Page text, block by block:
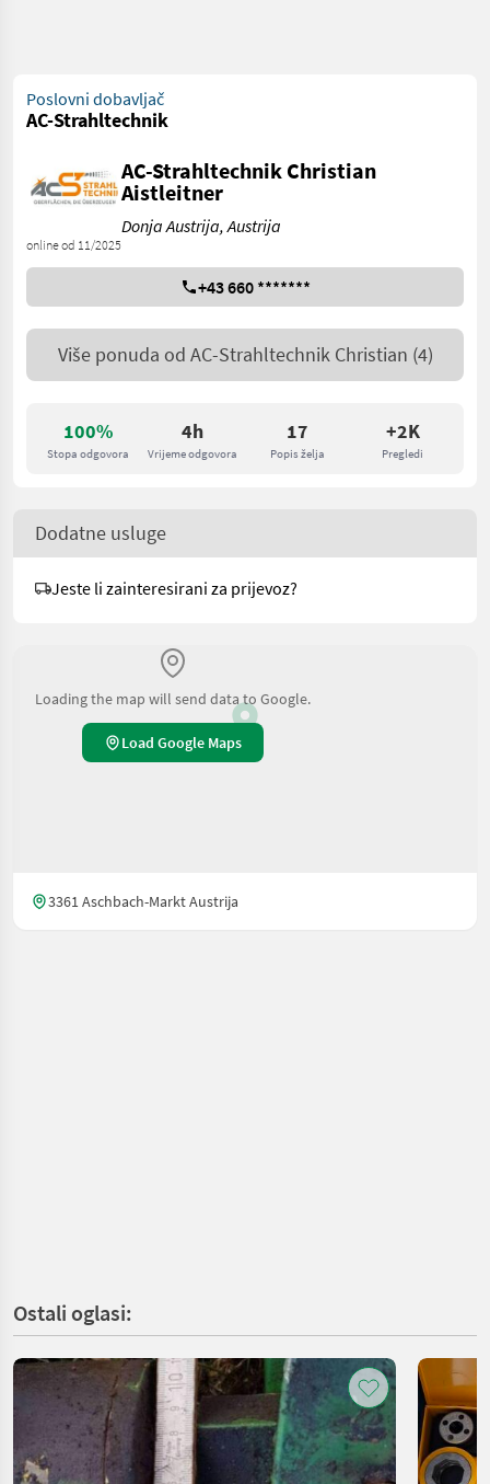
100%
Stopa odgovora
4h
Vrijeme odgovora
17
Popis želja
+2K
Pregledi
Poslovni dobavljač
AC-Strahltechnik
online od 11/2025
AC-Strahltechnik Christian
Aistleitner
Donja Austrija, Austrija
+43 660 *******
Više ponuda od AC-Strahltechnik Christian (4)
Dodatne usluge
Jeste li zainteresirani za prijevoz?
Loading the map will send data to Google.
Load Google Maps
3361 Aschbach-Markt Austrija
Ostali oglasi: